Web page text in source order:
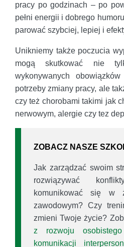
pracy po godzinach – po
pełni energii i dobrego
parować szybciej, lepiej i
Unikniemy także poczucia
mogą skutkować nie
wykonywanych
potrzeby zmiany pracy, ale
czy też chorobami takimi jak
nerwowym, alergie czy tez
ZOBACZ NASZE
Jak zarządzać swoim
rozwiązywać
komunikować się w
zawodowym? Czy
zmieni Twoje życie?
z rozwoju osobistego
komunikacji